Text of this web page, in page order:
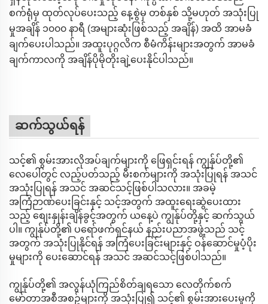
စက်ရုံမှ ထုတ်လုပ်ပေးသည့် နေ့စွဲမှ တစ်နှစ် သို့မဟုတ် အသုံးပြု
မှုအချိန် ၁၀၀၀ နာရီ (အများဆုံးဖြစ်သည့် အချိန်) အထိ အာမခံ
ချက်ပေးပါသည်။ အထူးပုဂ္ဂလိက စီမံကိန်းများအတွက် အာမခံ
ချက်ကာလကို အချိန်ပိုမိုတိုးချဲ့ပေးနိုင်ပါသည်။
ဆက်သွယ်ရန်
သင့်၏ စွမ်းအားလိုအပ်ချက်များကို ဖြေရှင်းရန် ကျွန်ုပ်တို့၏
လေပေါ်တွင် လည့်ပတ်သည့် မီးစက်များကို အသုံးပြုရန် အသင်
အသုံးပြုရန် အသင် အဆင်သင့်ဖြစ်ပါသလား။ အခမဲ့
အကြံဉာဏ်ပေးခြင်းနှင့် သင့်အတွက် အထူးရေးဆွဲပေးထား
သည့် စျေးနှုန်းချိန်ခွင့်အတွက် ယနေ့ပဲ ကျွန်ုပ်တို့နှင့် ဆက်သွယ်
ပါ။ ကျွန်ုပ်တို့၏ ပရော်ဖက်ရှင်နယ် နည်းပညာအဖွဲ့သည် သင့်
အတွက် အသုံးပြုနိုင်ရန် အကြံပေးခြင်းများနှင့် ဝန်ဆောင်မှုပံ့ပိုး
မှုများကို ပေးဆောင်ရန် အသင် အဆင်သင့်ဖြစ်ပါသည်။
ကျွန်ုပ်တို့၏ အလွန်ယုံကြည်စိတ်ချရသော လေတိုက်စက်
မော်တာအစီအစဥ်များကို အသုံးပြု၍ သင့်၏ စွမ်းအားပေးမှုကို